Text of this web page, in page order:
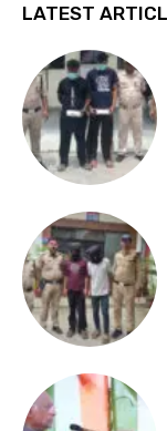
LATEST